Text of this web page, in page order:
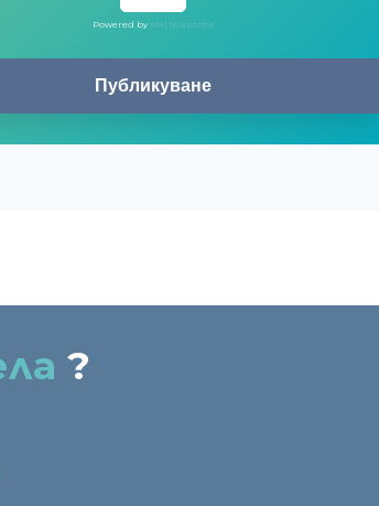
Powered by MathCaptcha
?